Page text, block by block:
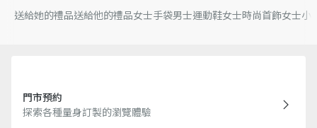
送給她的禮品送給他的禮品女士手袋男士運動鞋女士時尚首飾女士小
門市預約
探索各種量身訂製的瀏覽體驗